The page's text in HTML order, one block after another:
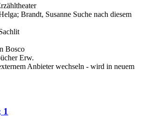
; Brandt, Susanne Suche nach diesem
Bosco
Erw.
Anbieter wechseln - wird in neuem
1